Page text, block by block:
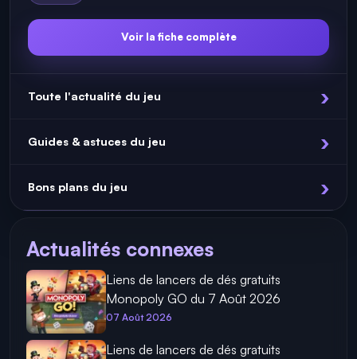
Voir la fiche complète
Toute l'actualité du jeu
Guides & astuces du jeu
Bons plans du jeu
Actualités connexes
Liens de lancers de dés gratuits
Monopoly GO du 7 Août 2026
07 Août 2026
Liens de lancers de dés gratuits